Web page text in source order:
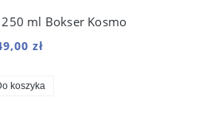
ml Bokser Kosmo
zł
koszyka